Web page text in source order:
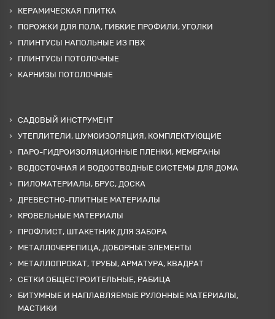
КЕРАМИЧЕСКАЯ ПЛИТКА
ПОРОЖКИ ДЛЯ ПОЛА, ГИБКИЕ ПРОФИЛИ, УГОЛКИ
ПЛИНТУСЫ НАПОЛЬНЫЕ ИЗ ПВХ
ПЛИНТУСЫ ПОТОЛОЧНЫЕ
КАРНИЗЫ ПОТОЛОЧНЫЕ
САДОВЫЙ ИНСТРУМЕНТ
УТЕПЛИТЕЛИ, ШУМОИЗОЛЯЦИЯ, КОМПЛЕКТУЮЩИЕ
ПАРО-ГИДРОИЗОЛЯЦИОННЫЕ ПЛЕНКИ, МЕМБРАНЫ
ВОДОСТОЧНАЯ И ВОДООТВОДНЫЕ СИСТЕМЫ ДЛЯ ДОМА
ПИЛОМАТЕРИАЛЫ, БРУС, ДОСКА
ДРЕВЕСТНО-ПЛИТНЫЕ МАТЕРИАЛЫ
КРОВЕЛЬНЫЕ МАТЕРИАЛЫ
ПРОФЛИСТ, ШТАКЕТНИК ДЛЯ ЗАБОРА
МЕТАЛЛОЧЕРЕПИЦА, ДОБОРНЫЕ ЭЛЕМЕНТЫ
МЕТАЛЛОПРОКАТ, ТРУБЫ, АРМАТУРА, КВАДРАТ
СЕТКИ ОБЩЕСТРОИТЕЛЬНЫЕ, РАБИЦА
БИТУМНЫЕ И НАПЛАВЛЯЕМЫЕ РУЛОННЫЕ МАТЕРИАЛЫ,
МАСТИКИ